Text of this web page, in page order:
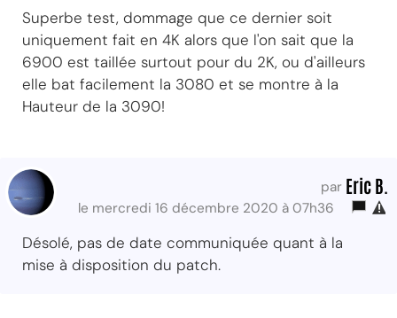
Superbe test, dommage que ce dernier soit
uniquement fait en 4K alors que l'on sait que la
6900 est taillée surtout pour du 2K, ou d'ailleurs
elle bat facilement la 3080 et se montre à la
Hauteur de la 3090!
par Eric B.
le mercredi 16 décembre 2020 à 07h36
Désolé, pas de date communiquée quant à la
mise à disposition du patch.